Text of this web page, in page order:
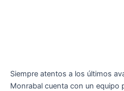
Siempre atentos a los últimos
Monrabal cuenta con un equipo